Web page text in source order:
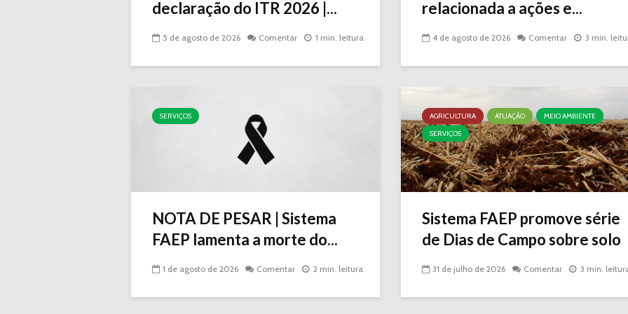
declaração do ITR 2026 |...
5 de agosto de 2026 Comentar 1 min. leitura
relacionada a ações e...
4 de agosto de 2026 Comentar 3 min.
SERVIÇOS
NOTA DE PESAR | Sistema
FAEP lamenta a morte do...
1 de agosto de 2026 Comentar 2 min. leitura
AGRICULTURA ATUAÇÃO
MEIO AMBIENTE
SERVIÇOS
Sistema FAEP promove série
de Dias de Campo sobre solo
31 de julho de 2026 Comentar 3 min.